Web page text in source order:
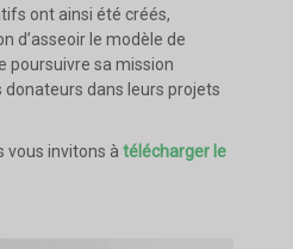
ont ainsi été créés,
d’asseoir le modèle de
poursuivre sa mission
donateurs dans leurs projets
vous invitons à télécharger le